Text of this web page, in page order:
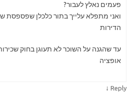
פעמים נאלץ לעבור?
ואני מתפלא עלייך בתור כלכלן שפספסת
הדירות
עד שהגנה על השוכר לא תעוגן בחוק
אופציה
Reply
↓